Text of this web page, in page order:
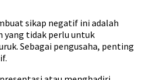
sikap negatif ini adalah
yang tidak perlu untuk
Sebagai pengusaha, penting